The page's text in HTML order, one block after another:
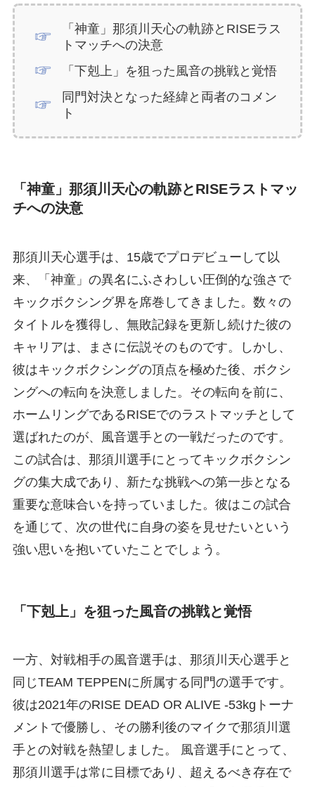
「神童」那須川天心の軌跡とRISEラス
トマッチへの決意
「下剋上」を狙った風音の挑戦と覚悟
同門対決となった経緯と両者のコメン
ト
「神童」那須川天心の軌跡とRISEラストマッ
チへの決意
那須川天心選手は、15歳でプロデビューして以
来、「神童」の異名にふさわしい圧倒的な強さで
キックボクシング界を席巻してきました。数々の
タイトルを獲得し、無敗記録を更新し続けた彼の
キャリアは、まさに伝説そのものです。しかし、
彼はキックボクシングの頂点を極めた後、ボクシ
ングへの転向を決意しました。その転向を前に、
ホームリングであるRISEでのラストマッチとして
選ばれたのが、風音選手との一戦だったのです。
この試合は、那須川選手にとってキックボクシン
グの集大成であり、新たな挑戦への第一歩となる
重要な意味合いを持っていました。彼はこの試合
を通じて、次の世代に自身の姿を見せたいという
強い思いを抱いていたことでしょう。
「下剋上」を狙った風音の挑戦と覚悟
一方、対戦相手の風音選手は、那須川天心選手と
同じTEAM TEPPENに所属する同門の選手です。
彼は2021年のRISE DEAD OR ALIVE -53kgトーナ
メントで優勝し、その勝利後のマイクで那須川選
手との対戦を熱望しました。 風音選手にとって、
那須川選手は常に目標であり、超えるべき存在で